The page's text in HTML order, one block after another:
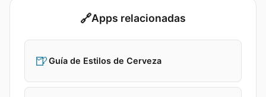
🔗Apps relacionadas
🍺Guía de Estilos de Cerveza